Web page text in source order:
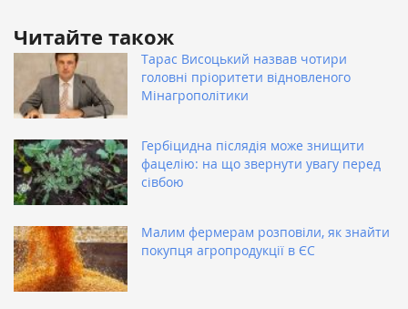
Читайте також
Тарас Висоцький назвав чотири
головні пріоритети відновленого
Мінагрополітики
Гербіцидна післядія може знищити
фацелію: на що звернути увагу перед
сівбою
Малим фермерам розповіли, як знайти
покупця агропродукції в ЄС